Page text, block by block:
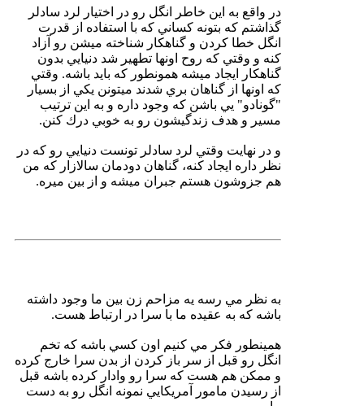
در واقع به اين خاطر انگل رو در اختيار لرد سادلر
گذاشتم كه بتونه كساني كه با استفاده از قدرت
انگل خطا كردن و گناهكار شناخته ميشن رو آزاد
كنه و وقتي كه روح اونها تطهير شد دنيايي بدون
گناهكار ايجاد ميشه همونطور كه بايد باشه. وقتي
كه اونها از گناهان بري شدند ميتونن يكي از بسيار
"گونادو" يي باشن كه وجود داره و به اين ترتيب
مسير و هدف زندگيشون رو به خوبي درك كنن.
و در نهايت وقتي لرد سادلر تونست دنيايي رو كه در
نظر داره ايجاد كنه، گناهان دودمان سالازار كه من
هم جزوشون هستم جبران ميشه و از بين ميره.
به نظر مي رسه يه مزاحم زن بين ما وجود داشته
باشه كه به عقيده ما با سرا در ارتباط هست.
همينطور فكر مي كنيم اون كسي باشه كه تخم
انگل رو قبل از سر باز كردن از بدن سرا خارج كرده
و ممكن هم هست كه سرا رو وادار كرده باشه قبل
از رسيدن مامور آمريكايي نمونه انگل رو به دست